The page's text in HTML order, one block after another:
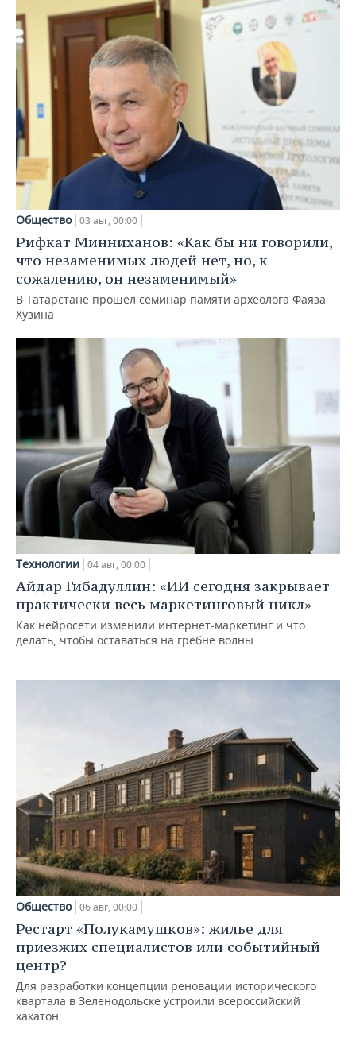
Общество 03 авг, 00:00
Рифкат Минниханов: «Как бы ни говорили,
что незаменимых людей нет, но, к
сожалению, он незаменимый»
В Татарстане прошел семинар памяти археолога Фаяза
Хузина
Технологии 04 авг, 00:00
Айдар Гибадуллин: «ИИ сегодня закрывает
практически весь маркетинговый цикл»
Как нейросети изменили интернет-маркетинг и что
делать, чтобы оставаться на гребне волны
Общество 06 авг, 00:00
Рестарт «Полукамушков»: жилье для
приезжих специалистов или событийный
центр?
Для разработки концепции реновации исторического
квартала в Зеленодольске устроили всероссийский
хакатон